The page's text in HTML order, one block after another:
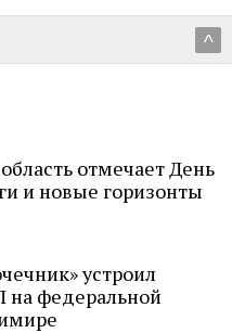
^
отмечает День
и новые горизонты
устроил
на федеральной